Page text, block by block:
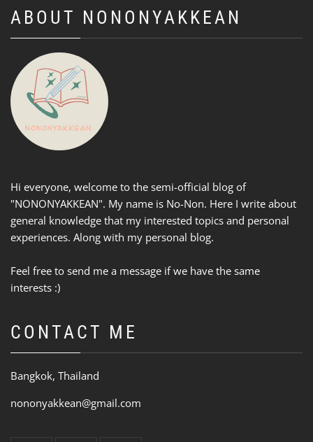
ABOUT NONONYAKKEAN
Hi everyone, welcome to the semi-official blog of
"NONONYAKKEAN". My name is No-Non. Here I write about
general knowledge that my interested topics and personal
experiences. Along with my personal blog.
Feel free to send me a message if we have the same
interests :)
CONTACT ME
Bangkok, Thailand
nononyakkean@gmail.com